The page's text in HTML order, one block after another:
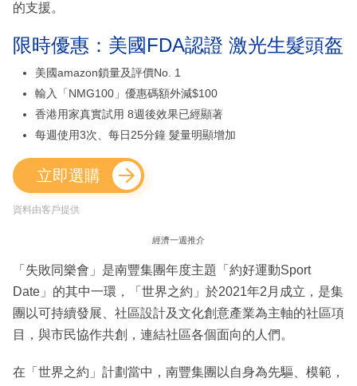
的支援。
限時優惠：美國FDA認證 激光生髮頭盔
美國amazon鎖量及評價No. 1
輸入「NMG100」優惠碼額外減$100
香港用家真實試用 8週後效果已經顯著
每週使用3次、每日25分鐘 髮量明顯增加
立即選購
資料由客戶提供
經濟一週推介
「失敗同樂會」是南豐集團年度主題「約好運動Sport
Date」的其中一環，「世界之約」於2021年2月成立，是集
團以可持續發展、社區設計及文化創意產業為主軸的社區項
目，與市民協作共創，連結社區各個面向的人們。
在「世界之約」計劃當中，南豐集團以自身為先驅、模範，